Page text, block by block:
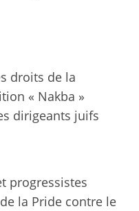
droits de la
« Nakba »
dirigeants juifs
progressistes
la Pride contre le